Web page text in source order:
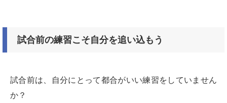
試合前の練習こそ自分を追い込もう
試合前は、自分にとって都合がいい練習をしていません
か？